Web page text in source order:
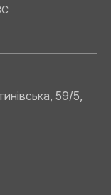
59/5,